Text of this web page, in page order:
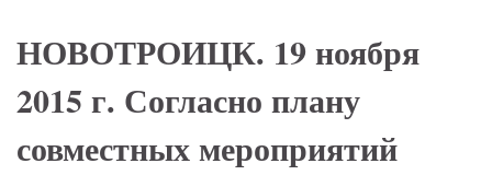
НОВОТРОИЦК. 19 ноября
2015 г. Согласно плану
совместных мероприятий